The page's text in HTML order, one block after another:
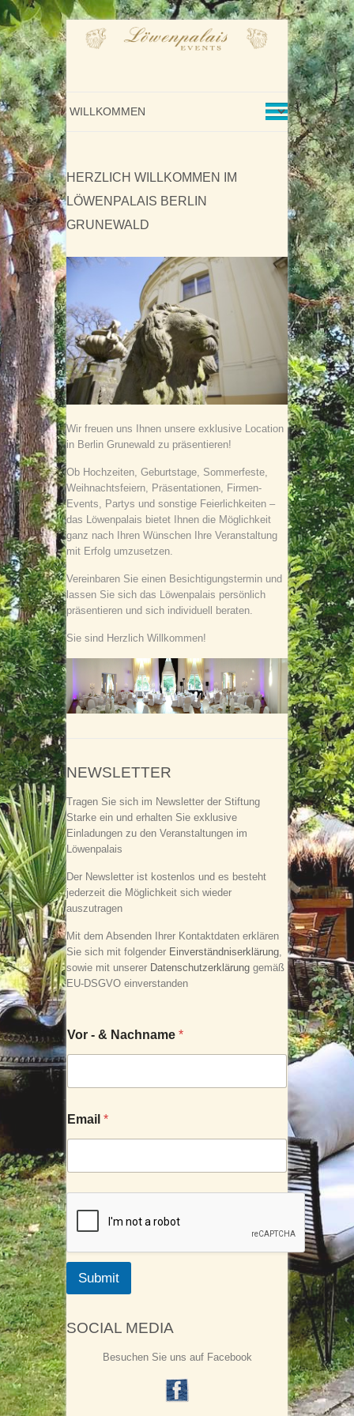
HERZLICH WILLKOMMEN IM
LÖWENPALAIS BERLIN
GRUNEWALD
Wir freuen uns Ihnen unsere exklusive Location
in Berlin Grunewald zu präsentieren!
Ob Hochzeiten, Geburtstage, Sommerfeste,
Weihnachtsfeiern, Präsentationen, Firmen-
Events, Partys und sonstige Feierlichkeiten –
das Löwenpalais bietet Ihnen die Möglichkeit
ganz nach Ihren Wünschen Ihre Veranstaltung
mit Erfolg umzusetzen.
Vereinbaren Sie einen Besichtigungstermin und
lassen Sie sich das Löwenpalais persönlich
präsentieren und sich individuell beraten.
Sie sind Herzlich Willkommen!
NEWSLETTER
Tragen Sie sich im Newsletter der Stiftung
Starke ein und erhalten Sie exklusive
Einladungen zu den Veranstaltungen im
Löwenpalais
Der Newsletter ist kostenlos und es besteht
jederzeit die Möglichkeit sich wieder
auszutragen
Mit dem Absenden Ihrer Kontaktdaten erklären
Sie sich mit folgender Einverständniserklärung
sowie mit unserer Datenschutzerklärung gemäß
EU-DSGVO einverstanden
Vor - & Nachname *
Email *
Submit
SOCIAL MEDIA
Besuchen Sie uns auf Facebook